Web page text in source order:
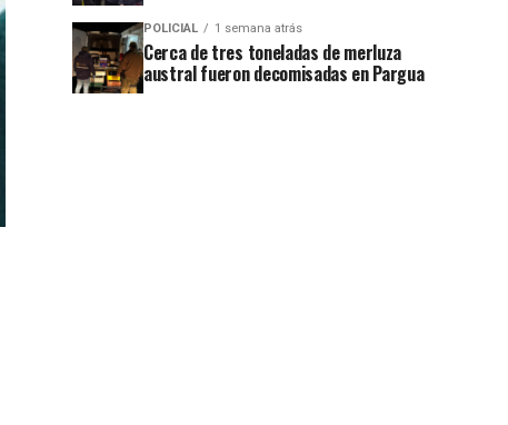
POLICIAL 1 semana atrás
Cerca de tres toneladas de merluza
austral fueron decomisadas en Pargua